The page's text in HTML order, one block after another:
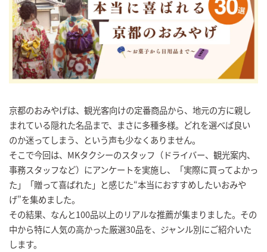
京都のおみやげは、観光客向けの定番商品から、地元の方に親し
まれている隠れた名品まで、まさに多種多様。どれを選べば良い
のか迷ってしまう、という声も少なくありません。
そこで今回は、MKタクシーのスタッフ（ドライバー、観光案内、
事務スタッフなど）にアンケートを実施し、「実際に買ってよかっ
た」「贈って喜ばれた」と感じた“本当におすすめしたいおみや
げ”を集めました。
その結果、なんと100品以上のリアルな推薦が集まりました。その
中から特に人気の高かった厳選30品を、ジャンル別にご紹介いた
します。